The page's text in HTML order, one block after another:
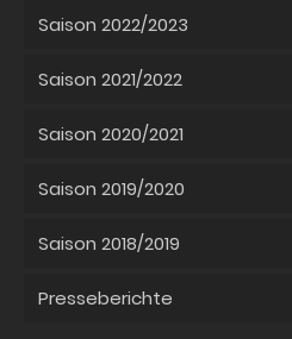
Saison 2022/2023
Saison 2021/2022
Saison 2020/2021
Saison 2019/2020
Saison 2018/2019
Presseberichte